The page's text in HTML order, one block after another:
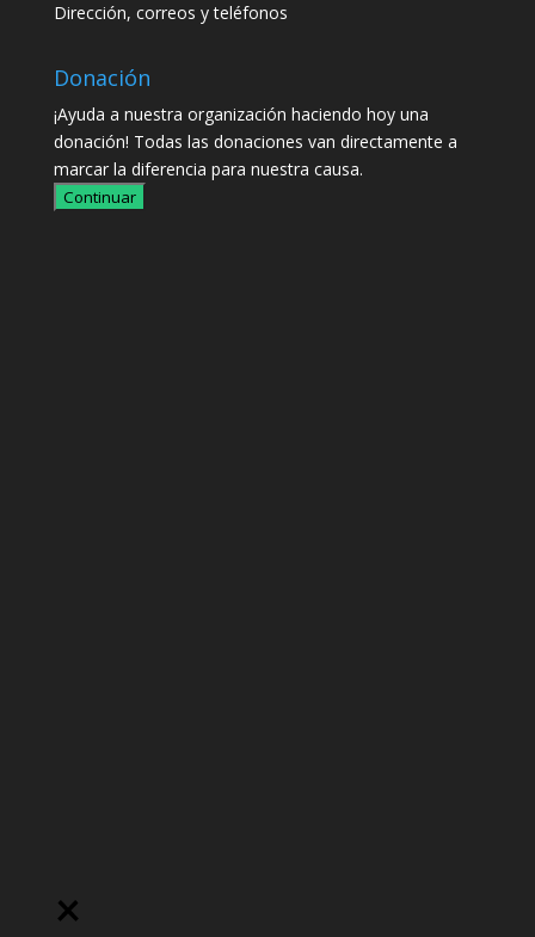
Dirección, correos y teléfonos
Donación
¡Ayuda a nuestra organización haciendo hoy una
donación! Todas las donaciones van directamente a
marcar la diferencia para nuestra causa.
Continuar